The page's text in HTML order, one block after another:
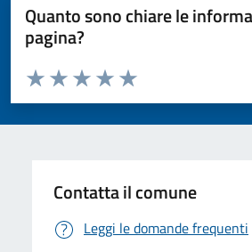
Quanto sono chiare le
pagina?
Valuta da 1 a 5 stelle la pagina
Valuta 5 stelle su 5
Valuta 4 stelle su 5
Valuta 3 stelle su 5
Valuta 2 stelle su 5
Valuta 1 stelle su 5
Contatta il comune
Leggi le domande frequenti